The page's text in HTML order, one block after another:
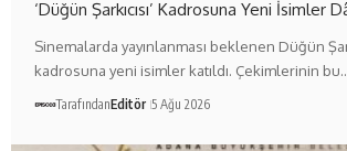
‘Düğün Şarkıcısı’ Kadrosuna Yeni İsimler
Sinemalarda yayınlanması beklenen Düğün
kadrosuna yeni isimler katıldı. Çekimlerinin
TarafındanEditör 5 Ağu 2026